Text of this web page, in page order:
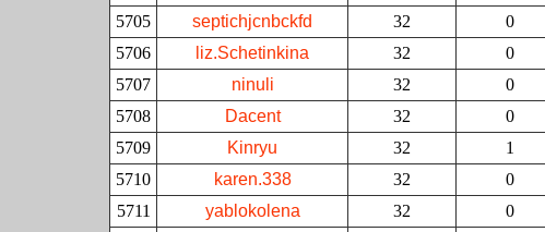
5705
septichjcnbckfd 32 0
5706
liz.Schetinkina 32 0
5707
ninuli 32 0
5708
Dacent 32 0
5709
Kinryu 32 1
5710
karen.338 32 0
5711
yablokolena 32 0